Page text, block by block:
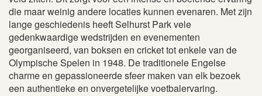
die maar weinig andere locaties kunnen evenaren. Met zijn
lange geschiedenis heeft Selhurst Park vele
gedenkwaardige wedstrijden en evenementen
georganiseerd, van boksen en cricket tot enkele van de
Olympische Spelen in 1948. De traditionele Engelse
charme en gepassioneerde sfeer maken van elk bezoek
een authentieke en onvergetelijke voetbalervaring.